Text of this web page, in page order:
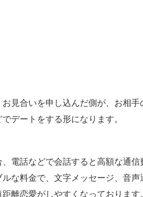
見合いを申し込んだ側が、お相
デートをする形になります。
電話などで会話すると高額な通
な料金で、文字メッセージ、音
離恋愛がしやすくなっております。